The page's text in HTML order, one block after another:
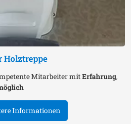
Mitarbeiter mitErfahrung,
Informationen